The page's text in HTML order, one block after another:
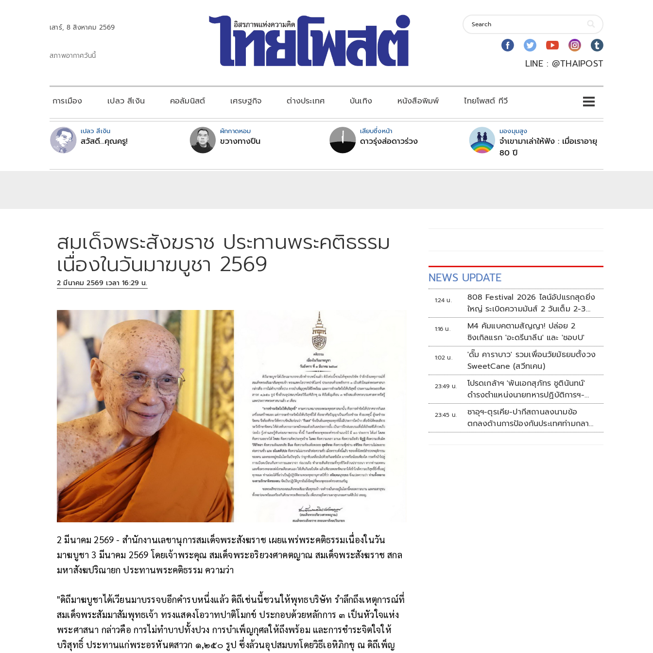
เสาร์, 8 สิงหาคม 2569
สภาพอากาศวันนี้
LINE : @THAIPOST
การเมือง เปลว สีเงิน คอลัมนิสต์ เศรษฐกิจ ต่างประเทศ บันเทิง หนังสือพิมพ์ ไทยโพสต์ ทีวี
เปลว สีเงิน
สวัสดี...คุณครู!
ผักกาดหอม
ขวางทางปืน
เสียบซึ่งหน้า
ดาวรุ่งส่อดาวร่วง
มองมุมสูง
จำเขามาเล่าให้ฟัง : เมื่อเราอายุ
80 ปี
สมเด็จพระสังฆราช ประทานพระคติธรรม
เนื่องในวันมาฆบูชา 2569
2 มีนาคม 2569 เวลา 16:29 น.
2 มีนาคม 2569 - สำนักงานเลขานุการสมเด็จพระสังฆราช เผยแพร่พระคติธรรมเนื่องในวัน
มาฆบูชา 3 มีนาคม 2569 โดยเจ้าพระคุณ สมเด็จพระอริยวงศาคตญาณ สมเด็จพระสังฆราช สกล
มหาสังฆปริณายก ประทานพระคติธรรม ความว่า
"ดิถีมาฆบูชาได้เวียนมาบรรจบอีกคำรบหนึ่งแล้ว ดิถีเช่นนี้ชวนให้พุทธบริษัท รำลึกถึงเหตุการณ์ที่
สมเด็จพระสัมมาสัมพุทธเจ้า ทรงแสดงโอวาทปาติโมกข์ ประกอบด้วยหลักการ ๓ เป็นหัวใจแห่ง
พระศาสนา กล่าวคือ การไม่ทำบาปทั้งปวง การบำเพ็ญกุศลให้ถึงพร้อม และการชำระจิตใจให้
บริสุทธิ์ ประทานแก่พระอรหันตสาวก ๑,๒๕๐ รูป ซึ่งล้วนอุปสมบทโดยวิธีเอหิภิกขุ ณ ดิถีเพ็ญ
NEWS UPDATE
1:24 น.
808 Festival 2026 ไลน์อัปแรกสุดยิ่ง
ใหญ่ ระเบิดความมันส์ 2 วันเต็ม 2-3
ต.ค.นี้
1:16 น.
M4 คัมแบคตามสัญญา! ปล่อย 2
ซิงเกิลแรก 'อะดรีนาลีน' และ 'ชอบU'
1:02 น.
'ดั๊ม คาราบาว' รวมเพื่อนวัยมัธยมตั้งวง
SweetCane (สวีทเคน)
23:49 น.
โปรดเกล้าฯ 'พันเอกสุภัทร ชูตินันทน์'
ดำรงตำแหน่งนายทหารปฏิบัติการฯ-
พระราชทานยศ 'พลตรี'
23:45 น.
ซาอุฯ-ตุรเคีย-ปากีสถานลงนามข้อ
ตกลงด้านการป้องกันประเทศท่ามกลาง
สงครามในภูมิภาค